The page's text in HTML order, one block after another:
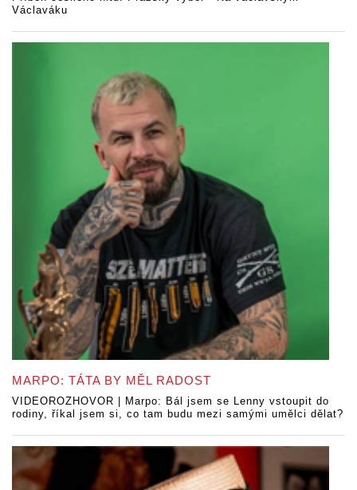
Václaváku
MARPO: TÁTA BY MĚL RADOST
VIDEOROZHOVOR | Marpo: Bál jsem se Lenny vstoupit do
rodiny, říkal jsem si, co tam budu mezi samými umělci dělat?